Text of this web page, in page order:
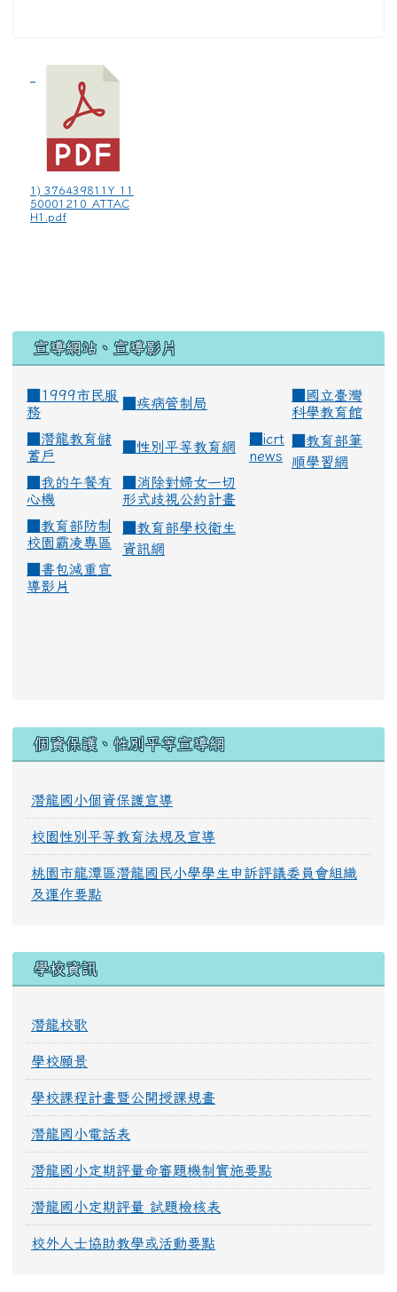
1) 376439811Y_11
50001210_ATTAC
H1.pdf
宣導網站、宣導影片
■1999市民服
務
疾病管制局
國立臺灣
科學教育館
潛龍教育儲
蓄戶
性別平等教育網
icrt
news
教育部筆
順學習網
我的午餐有
心機
消除對婦女一切
形式歧視公約計畫
教育部防制
校園霸凌專區
教育部學校衛生
資訊網
書包減重宣
導影片
個資保護、性別平等宣導網
潛龍國小個資保護宣導
校園性別平等教育法規及宣導
桃園市龍潭區潛龍國民小學學生申訴評議委員會組織
及運作要點
學校資訊
潛龍校歌
學校願景
學校課程計畫暨公開授課規畫
潛龍國小電話表
潛龍國小定期評量命審題機制實施要點
潛龍國小定期評量 試題檢核表
校外人士協助教學或活動要點